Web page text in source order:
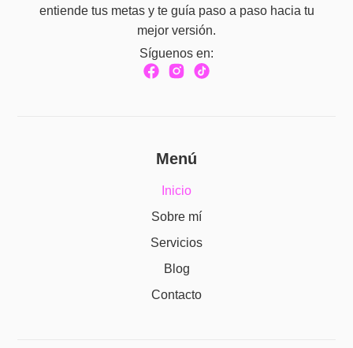
entiende tus metas y te guía paso a paso hacia tu
mejor versión.
Síguenos en:
Menú
Inicio
Sobre mí
Servicios
Blog
Contacto